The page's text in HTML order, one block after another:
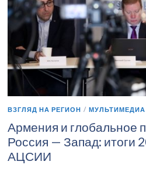
ВЗГЛЯД НА РЕГИОН / МУЛЬТИМЕДИА
Армения и глобальное
Россия — Запад: итоги
АЦСИИ